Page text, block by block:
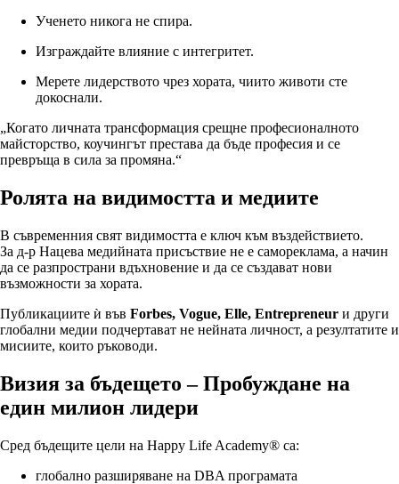
Ученето никога не спира.
Изграждайте влияние с интегритет.
Мерете лидерството чрез хората, чиито животи сте
докоснали.
„Когато личната трансформация срещне професионалното
майсторство, коучингът престава да бъде професия и се
превръща в сила за промяна.“
Ролята на видимостта и медиите
В съвременния свят видимостта е ключ към въздействието.
За д-р Нацева медийната присъствие не е самореклама, а начин
да се разпространи вдъхновение и да се създават нови
възможности за хората.
Публикациите ѝ във Forbes, Vogue, Elle, Entrepreneur и други
глобални медии подчертават не нейната личност, а резултатите и
мисиите, които ръководи.
Визия за бъдещето – Пробуждане на
един милион лидери
Сред бъдещите цели на Happy Life Academy® са:
глобално разширяване на DBA програмата